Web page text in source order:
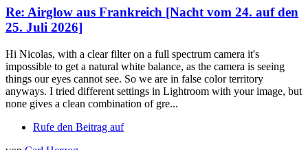
Re: Airglow aus Frankreich [Nacht vom 24. auf den
25. Juli 2026]
Hi Nicolas, with a clear filter on a full spectrum camera it's
impossible to get a natural white balance, as the camera is seeing
things our eyes cannot see. So we are in false color territory
anyways. I tried different settings in Lightroom with your image, but
none gives a clean combination of gre...
Rufe den Beitrag auf